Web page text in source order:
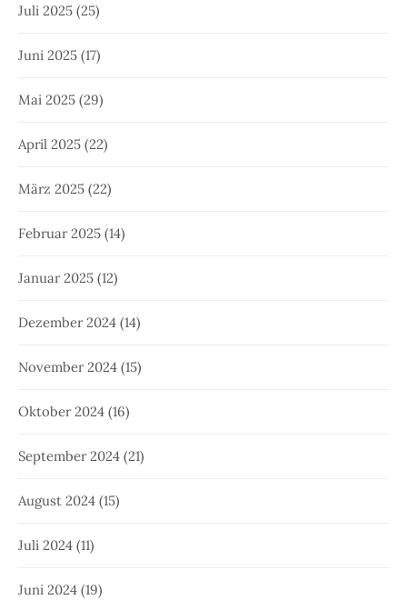
Juli 2025 (25)
Juni 2025 (17)
Mai 2025 (29)
April 2025 (22)
März 2025 (22)
Februar 2025 (14)
Januar 2025 (12)
Dezember 2024 (14)
November 2024 (15)
Oktober 2024 (16)
September 2024 (21)
August 2024 (15)
Juli 2024 (11)
Juni 2024 (19)